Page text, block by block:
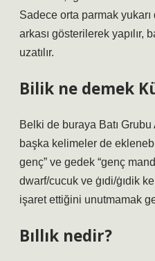
Sadece orta parmak yukarı
arkası gösterilerek yapılır,
uzatılır.
Bilik ne demek
Belki de buraya Batı
başka kelimeler de
genç” ve gedek “genç
dwarf/cucuk ve ġıdi/ġıdik
işaret ettiğini unutmamak
Bıllık nedir?